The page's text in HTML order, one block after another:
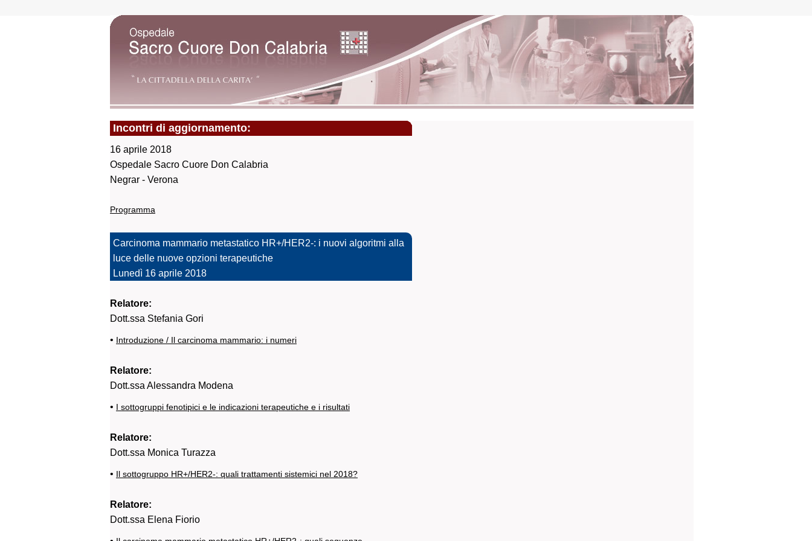
Incontri di aggiornamento:
16 aprile 2018
Ospedale Sacro Cuore Don Calabria
Negrar - Verona
Programma
Carcinoma mammario metastatico HR+/HER2-: i nuovi algoritmi alla
luce delle nuove opzioni terapeutiche
Lunedì 16 aprile 2018
Relatore:
Dott.ssa Stefania Gori
• Introduzione / Il carcinoma mammario: i numeri
Relatore:
Dott.ssa Alessandra Modena
• I sottogruppi fenotipici e le indicazioni terapeutiche e i risultati
Relatore:
Dott.ssa Monica Turazza
• Il sottogruppo HR+/HER2-: quali trattamenti sistemici nel 2018?
Relatore:
Dott.ssa Elena Fiorio